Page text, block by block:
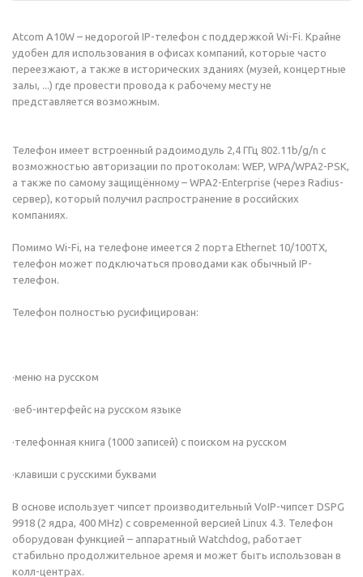
Atcom A10W – недорогой IP-телефон с поддержкой Wi-Fi. Крайне
удобен для использования в офисах компаний, которые часто
переезжают, а также в исторических зданиях (музей, концертные
залы, ...) где провести провода к рабочему месту не
представляется возможным.
Телефон имеет встроенный радоимодуль 2,4 ГГц 802.11b/g/n с
возможностью авторизации по протоколам: WEP, WPA/WPA2-PSK,
а также по самому защищённому – WPA2-Enterprise (через Radius-
сервер), который получил распространение в российских
компаниях.
Помимо Wi-Fi, на телефоне имеется 2 порта Ethernet 10/100TX,
телефон может подключаться проводами как обычный IP-
телефон.
Телефон полностью русифицирован:
·меню на русском
·веб-интерфейс на русском языке
·телефонная книга (1000 записей) с поиском на русском
·клавиши с русскими буквами
В основе использует чипсет производительный VoIP-чипсет DSPG
9918 (2 ядра, 400 MHz) с современной версией Linux 4.3. Телефон
оборудован функцией – аппаратный Watchdog, работает
стабильно продолжительное аремя и может быть использован в
колл-центрах.